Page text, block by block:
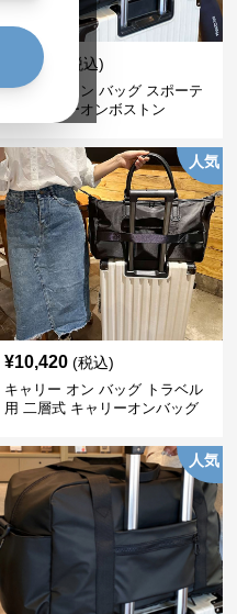
4,800 (税込)
キャリー オン バッグ スポーテ
ィ キャリーオンボストン
人気
¥10,420 (税込)
キャリー オン バッグ トラベル
用 二層式 キャリーオンバッグ
人気